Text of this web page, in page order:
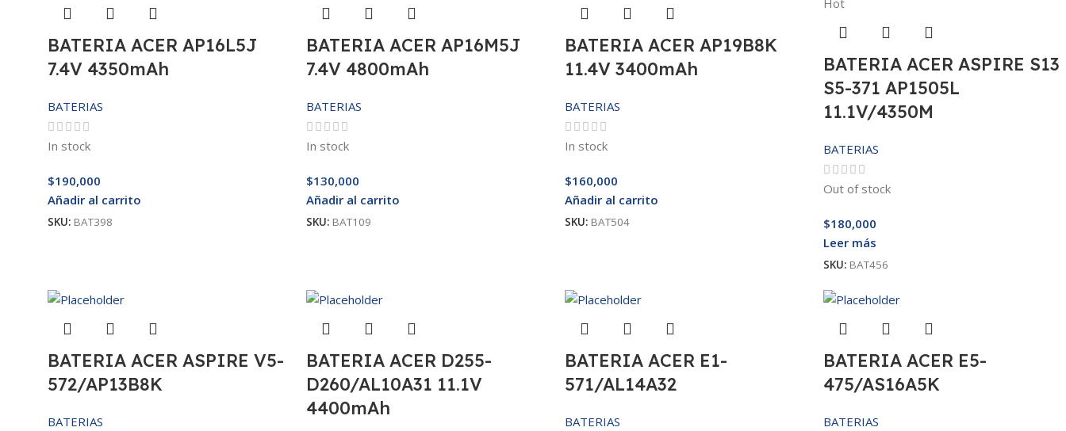
BATERIA ACER AP16L5J
7.4V 4350mAh
BATERIAS
In stock
$190,000
Añadir al carrito
SKU: BAT398
BATERIA ACER AP16M5J
7.4V 4800mAh
BATERIAS
In stock
$130,000
Añadir al carrito
SKU: BAT109
BATERIA ACER AP19B8K
11.4V 3400mAh
BATERIAS
In stock
$160,000
Añadir al carrito
SKU: BAT504
BATERIA ACER ASPIRE S13
S5-371 AP1505L
11.1V/4350M
BATERIAS
Out of stock
$180,000
Leer más
SKU: BAT456
BATERIA ACER ASPIRE V5-
572/AP13B8K
BATERIAS
BATERIA ACER D255-
D260/AL10A31 11.1V
4400mAh
BATERIA ACER E1-
571/AL14A32
BATERIAS
BATERIA ACER E5-
475/AS16A5K
BATERIAS